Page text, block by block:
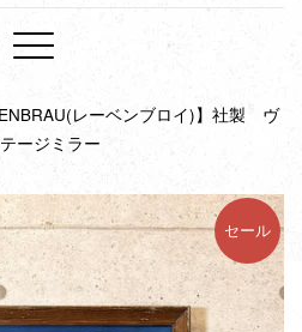
メ
ュ
ー
レーベンブロイ)】社製 ヴ
ージミラー
セール